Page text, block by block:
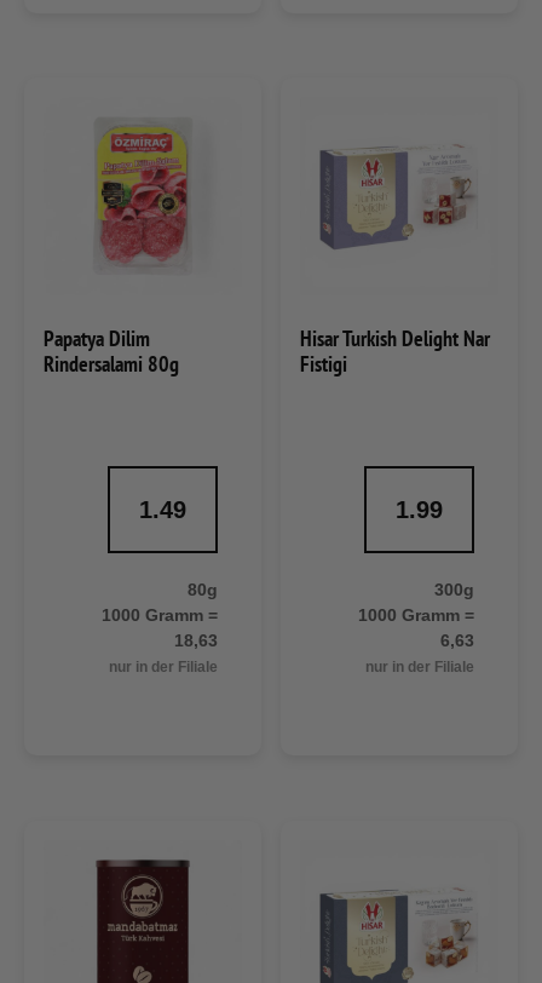
Papatya Dilim
Rindersalami 80g
1.49
80g
1000 Gramm =
18,63
nur in der Filiale
Hisar Turkish Delight Nar
Fistigi
1.99
300g
1000 Gramm =
6,63
nur in der Filiale